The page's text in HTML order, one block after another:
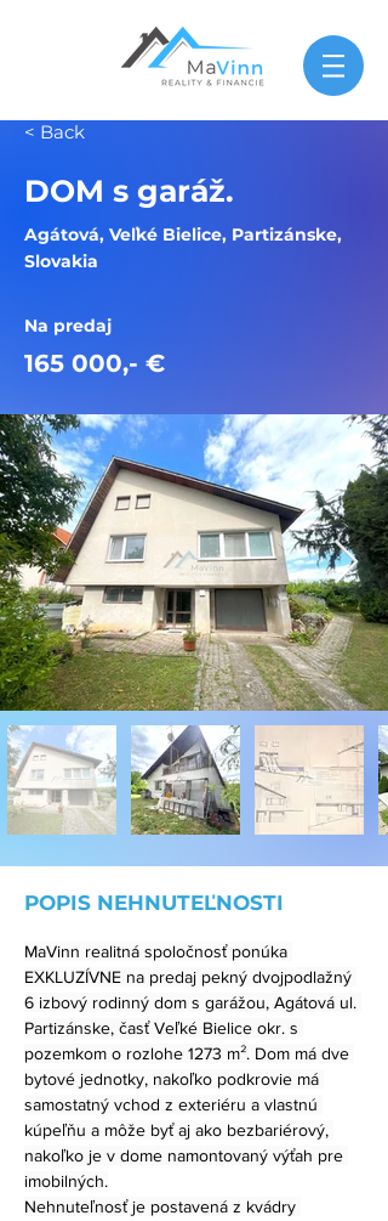
< Back
DOM s garáž.
Agátová, Veľké Bielice, Partizánske,
Slovakia
Na predaj
165 000,- €
POPIS NEHNUTEĽNOSTI
MaVinn realitná spoločnosť ponúka
EXKLUZÍVNE na predaj pekný dvojpodlažný
6 izbový rodinný dom s garážou, Agátová ul.
Partizánske, časť Veľké Bielice okr. s
pozemkom o rozlohe 1273 m². Dom má dve
bytové jednotky, nakoľko podkrovie má
samostatný vchod z exteriéru a vlastnú
kúpeľňu a môže byť aj ako bezbariérový,
nakoľko je v dome namontovaný výťah pre
imobilných.
Nehnuteľnosť je postavená z kvádry